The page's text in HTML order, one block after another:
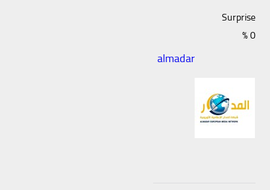
Surprise
0
%
almadar